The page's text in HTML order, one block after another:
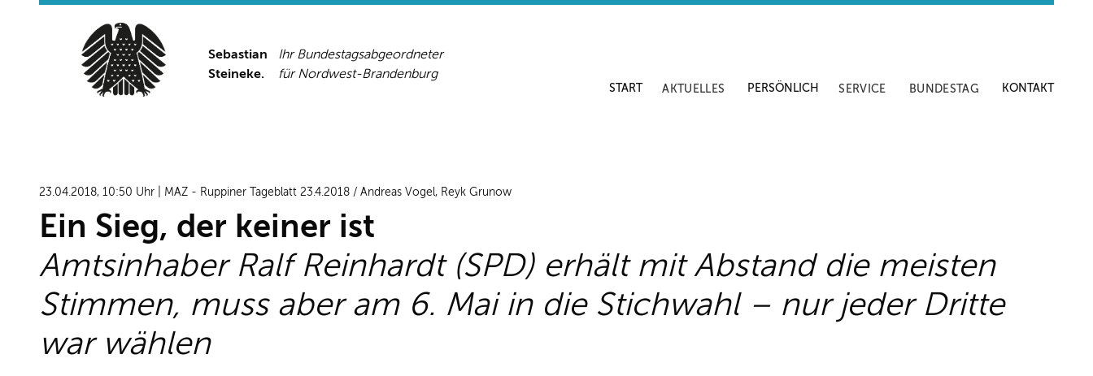
Sebastian
Steineke.
Ihr Bundestagsabgeordneter
für Nordwest-Brandenburg
START AKTUELLES PERSÖNLICH SERVICE BUNDESTAG KONTAKT
23.04.2018, 10:50 Uhr | MAZ - Ruppiner Tageblatt 23.4.2018 / Andreas Vogel, Reyk Grunow
Ein Sieg, der keiner ist
Amtsinhaber Ralf Reinhardt (SPD) erhält mit Abstand die meisten
Stimmen, muss aber am 6. Mai in die Stichwahl – nur jeder Dritte
war wählen